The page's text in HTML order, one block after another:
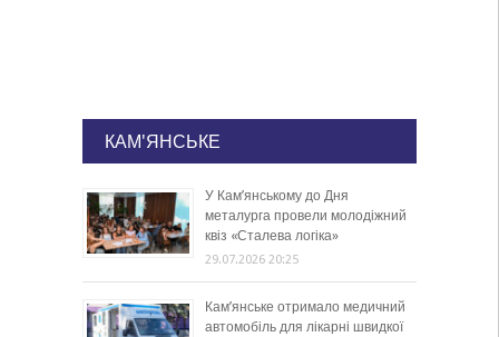
КАМ'ЯНСЬКЕ
У Кам’янському до Дня
металурга провели молодіжний
квіз «Сталева логіка»
29.07.2026 20:25
Кам’янське отримало медичний
автомобіль для лікарні швидкої